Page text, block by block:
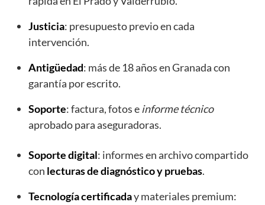
Justicia: presupuesto previo en cada
intervención.
Antigüedad: más de 18 años en Granada con
garantía por escrito.
Soporte: factura, fotos einforme técnico
aprobado para aseguradoras.
Soporte digital: informes en archivo compartido
con lecturas de diagnóstico y pruebas.
Tecnología certificaday materiales premium: